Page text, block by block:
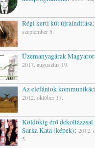
Régi kerti kút újraindítása
szeptember 5.
Üzemanyagárak
2017. augusztus 19.
Az elefántok
2012. október 17.
Köldökig érő dekoltázzsal
Sarka Kata (képek):2012.
5.